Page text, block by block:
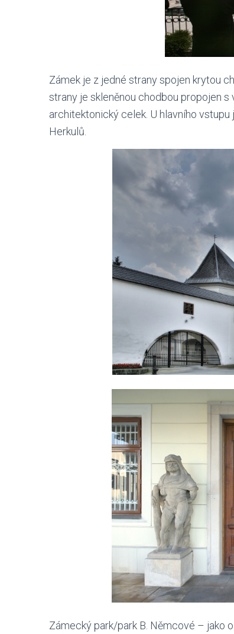
Zámek je z jedné strany spojen krytou
strany je skleněnou chodbou propojen
architektonický celek. U hlavního
Herkulů.
Zámecký park/park B. Němcové – jako